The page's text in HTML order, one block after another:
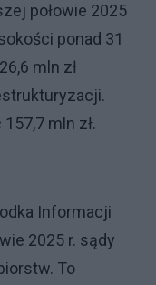
połowie 2025
ponad 31
mln zł
mln zł.
Informacji
2025 r. sądy
To